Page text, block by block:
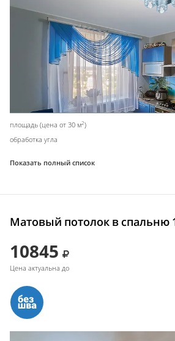
площадь (цена от 30 м2)
обработка угла
Показать полный список
Матовый потолок в спальню
10845
Цена актуальна до